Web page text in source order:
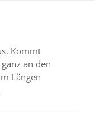
Kommt
an den
Längen